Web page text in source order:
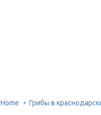
Home Грибы в